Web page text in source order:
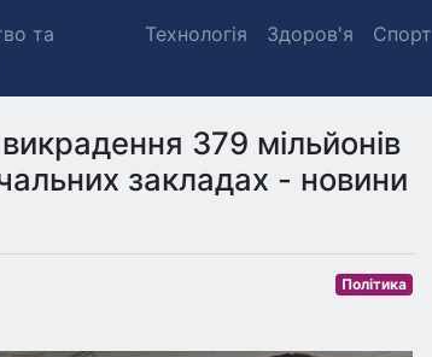
та
Технологія Здоров'я Спорт
379 мільйонів
закладах - новини
Політика